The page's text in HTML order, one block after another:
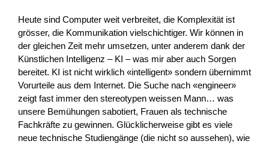
Heute sind Computer weit verbreitet, die Komplexität ist
grösser, die Kommunikation vielschichtiger. Wir können in
der gleichen Zeit mehr umsetzen, unter anderem dank der
Künstlichen Intelligenz – KI – was mir aber auch Sorgen
bereitet. KI ist nicht wirklich «intelligent» sondern übernimmt
Vorurteile aus dem Internet. Die Suche nach «engineer»
zeigt fast immer den stereotypen weissen Mann… was
unsere Bemühungen sabotiert, Frauen als technische
Fachkräfte zu gewinnen. Glücklicherweise gibt es viele
neue technische Studiengänge (die nicht so aussehen), wie